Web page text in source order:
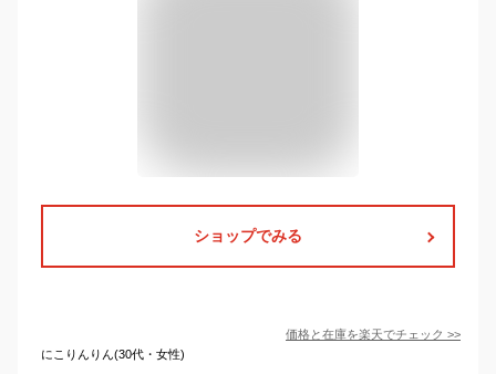
ショップでみる
価格と在庫を楽天でチェック >>
にこりんりん(30代・女性)